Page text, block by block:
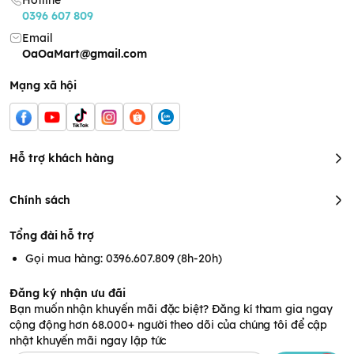
Bỉm tã quần Moony Natural size M 46 miếng cho bé 5-10kg -
0396 607 809
Email
OaOaMart@gmail.com
Mạng xã hội
Hỗ trợ khách hàng
Chính sách
Tổng đài hỗ trợ
Gọi mua hàng: 0396.607.809 (8h-20h)
Đăng ký nhận ưu đãi
Bạn muốn nhận khuyến mãi đặc biệt? Đăng kí tham gia ngay
cộng động hơn 68.000+ người theo dõi của chúng tôi để cập
nhật khuyến mãi ngay lập tức